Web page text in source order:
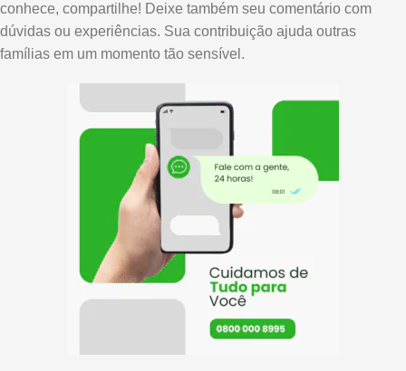
conhece, compartilhe! Deixe também seu comentário com
dúvidas ou experiências. Sua contribuição ajuda outras
famílias em um momento tão sensível.